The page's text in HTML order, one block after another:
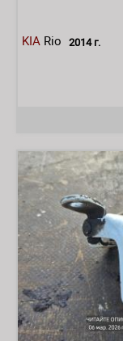
KIA Rio 2014 г.